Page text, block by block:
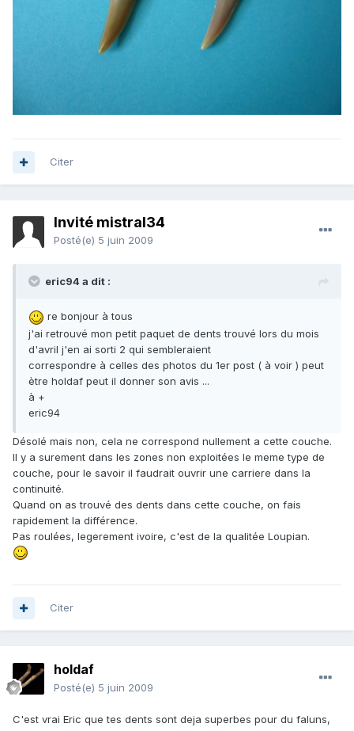
Citer
Invité mistral34
Posté(e) 5 juin 2009
eric94 a dit :
re bonjour à tous
j'ai retrouvé mon petit paquet de dents trouvé lors du mois
d'avril j'en ai sorti 2 qui sembleraient
correspondre à celles des photos du 1er post ( à voir ) peut
ètre holdaf peut il donner son avis ...
à +
eric94
Désolé mais non, cela ne correspond nullement a cette couche.
Il y a surement dans les zones non exploitées le meme type de
couche, pour le savoir il faudrait ouvrir une carriere dans la
continuité.
Quand on as trouvé des dents dans cette couche, on fais
rapidement la différence.
Pas roulées, legerement ivoire, c'est de la qualitée Loupian.
Citer
holdaf
Posté(e) 5 juin 2009
C'est vrai Eric que tes dents sont deja superbes pour du faluns,